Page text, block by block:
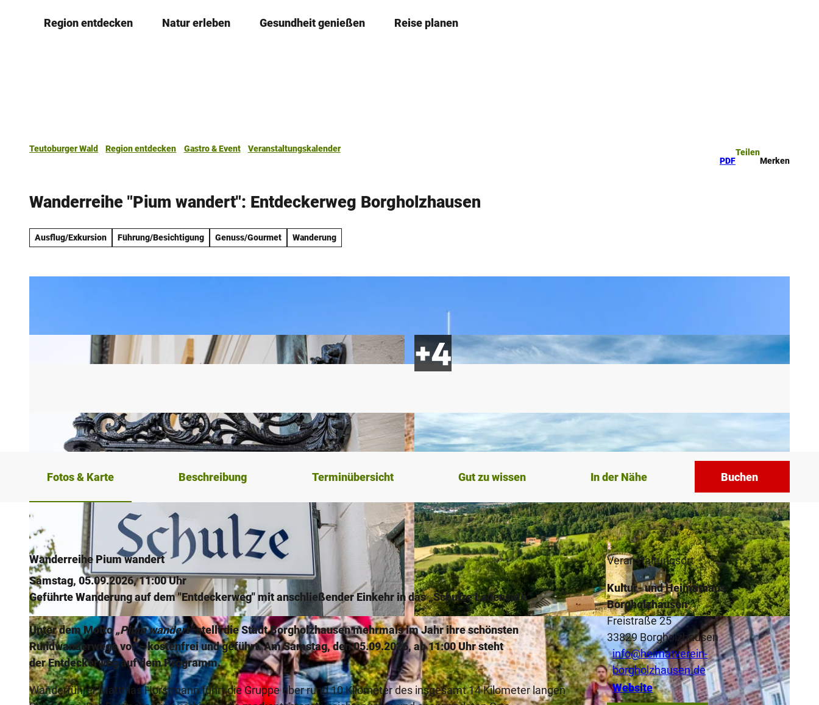
Region entdecken Natur erleben Gesundheit genießen Reise planen
Teutoburger Wald Region entdecken Gastro & Event
Veranstaltungskalender
PDF
Teilen
Merken
Wanderreihe "Pium wandert": Entdeckerweg Borgholzhausen
Ausflug/Exkursion Führung/Besichtigung Genuss/Gourmet Wanderung
© Teutoburger Wald / Stadt Borgholzhausen / Janet Kersten, Stadt Borgholzhausen - Janet Kersten |CC-BY-SA © Teutoburger Wald Tourismus, D. Ketz | CC-BY-SA
Fotos & Karte Beschreibung Terminübersicht Gut zu wissen In der Nähe Buchen
Wanderreihe Pium wandert
Samstag, 05.09.2026, 11:00 Uhr
Geführte Wanderung auf dem "Entdeckerweg" mit anschließender Einkehr in das „Schulze Ladencafé“
Unter dem Motto„Pium wandert“stellt die Stadt Borgholzhausen mehrmals im Jahr ihre schönsten
Rundwanderwege vor – kostenfrei und geführt. Am Samstag, den 05.09.2026, ab 11:00 Uhr steht
derEntdeckerwegauf dem Programm.
Wanderführer Matthias Horstmann führt die Gruppe über rund 10 Kilometer des insgesamt 14 Kilometer langen
Veranstaltungsort
Kultur- und Heimathaus
Borgholzhausen
Freistraße 25
33829 Borgholzhausen
info@heimatverein-
borgholzhausen.de
Website